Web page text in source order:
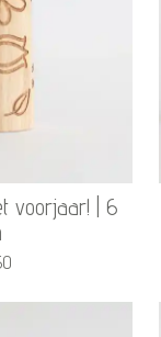
voorjaar! | 6